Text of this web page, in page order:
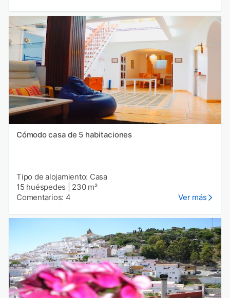
Cómodo casa de 5 habitaciones
Tipo de alojamiento: Casa
15 huéspedes
230 m²
Comentarios: 4
Ver más